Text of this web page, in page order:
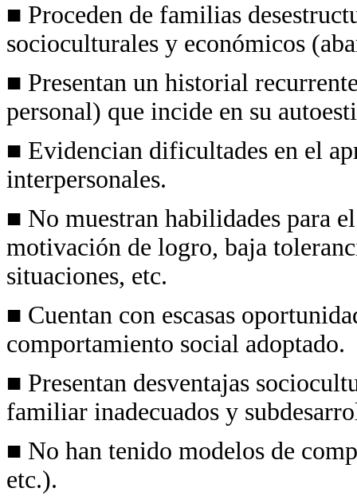
■ Proceden de familias
socioculturales y económicos
■ Presentan un historial
personal) que incide en su
■ Evidencian dificultades en el
interpersonales.
■ No muestran habilidades para
motivación de logro, baja
situaciones, etc.
■ Cuentan con escasas
comportamiento social adoptado.
■ Presentan desventajas
familiar inadecuados y
■ No han tenido modelos de
etc.).